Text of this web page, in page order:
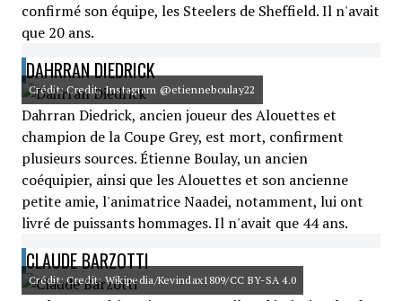
confirmé son équipe, les Steelers de Sheffield. Il n'avait
que 20 ans.
DAHRRAN DIEDRICK
Crédit: Credit: Instagram @etienneboulay22
Dahrran Diedrick, ancien joueur des Alouettes et
champion de la Coupe Grey, est mort, confirment
plusieurs sources. Étienne Boulay, un ancien
coéquipier, ainsi que les Alouettes et son ancienne
petite amie, l'animatrice Naadei, notamment, lui ont
livré de puissants hommages. Il n'avait que 44 ans.
CLAUDE BARZOTTI
Crédit: Credit: Wikipedia/Kevindax1809/CC BY-SA 4.0